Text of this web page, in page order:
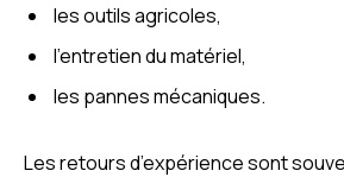
les outils agricoles,
l’entretien du matériel,
les pannes mécaniques.
Les retours d’expérience sont